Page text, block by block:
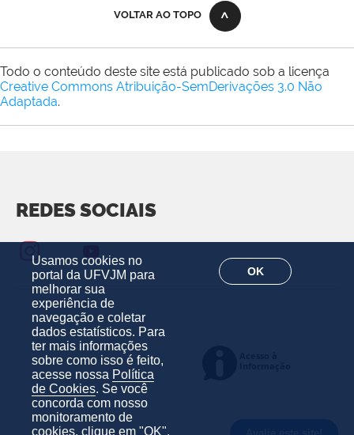
Usamos cookies no
portal da UFVJM para
melhorar sua
experiência de
navegação e coletar
dados estatísticos. Para
ter mais informações
sobre como isso é feito,
acesse nossa Política
de Cookies. Se você
concorda com nosso
monitoramento de
cookies, clique em "OK".
OK
VOLTAR AO TOPO
Todo o conteúdo deste site está publicado sob a licença
Creative Commons Atribuição-SemDerivações 3.0 Não
Adaptada.
REDES SOCIAIS